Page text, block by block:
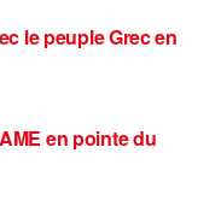
le peuple Grec en
en pointe du